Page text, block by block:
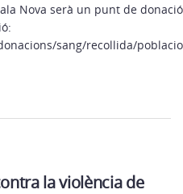
Nova serà un punt de
sang/recollida/
la violència de